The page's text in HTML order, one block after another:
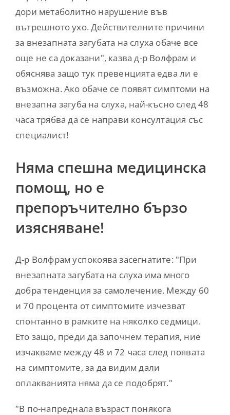
дори метаболитно нарушение във
вътрешното ухо. Действителните причини
за внезапната загубата на слуха обаче все
още не са доказани", казва д-р Волфрам и
обяснява защо тук превенцията едва ли е
възможна. Ако обаче се появят симптоми на
внезапна загуба на слуха, най-късно след 48
часа трябва да се направи консултация със
специалист!
Няма спешна медицинска
помощ, но е
препоръчително бързо
изясняване!
Д-р Волфрам успокоява засегнатите: "При
внезапната загубата на слуха има много
добра тенденция за самолечение. Между 60
и 70 процента от симптомите изчезват
спонтанно в рамките на няколко седмици.
Ето защо, преди да започнем терапия, ние
изчакваме между 48 и 72 часа след появата
на симптомите, за да видим дали
оплакванията няма да се подобрят."
"В по-напреднала възраст понякога